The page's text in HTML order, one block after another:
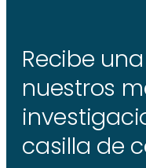
Recibe
nuestros
casilla de